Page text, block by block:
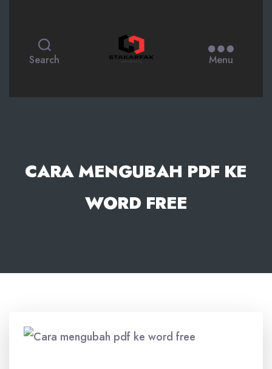
Search Menu
CARA MENGUBAH PDF KE
WORD FREE